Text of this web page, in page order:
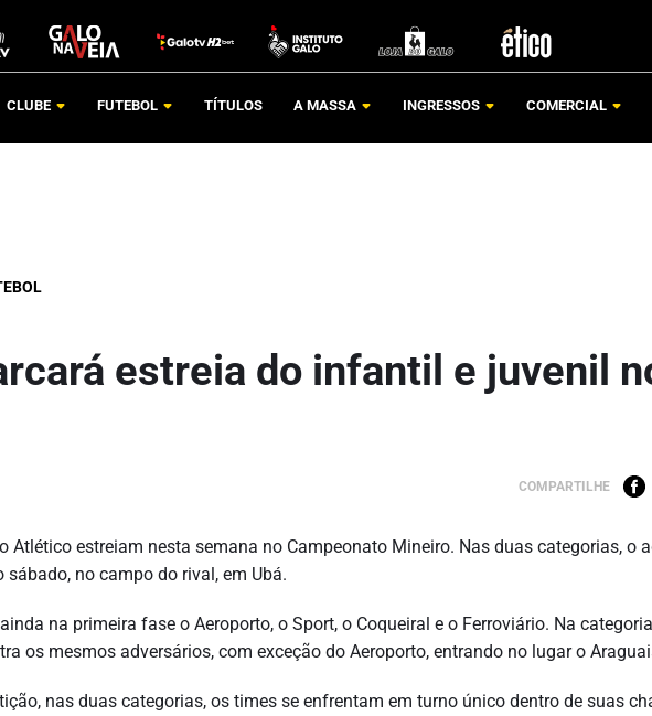
CLUBE FUTEBOL TÍTULOS A MASSA INGRESSOS COMERCIAL
estreia do infantil e juvenil
COMPARTILHE
Atlético estreiam nesta semana no Campeonato Mineiro. Nas duas categorias, o
sábado, no campo do rival, em Ubá.
na primeira fase o Aeroporto, o Sport, o Coqueiral e o Ferroviário. Na
os mesmos adversários, com exceção do Aeroporto, entrando no lugar o
nas duas categorias, os times se enfrentam em turno único dentro de suas